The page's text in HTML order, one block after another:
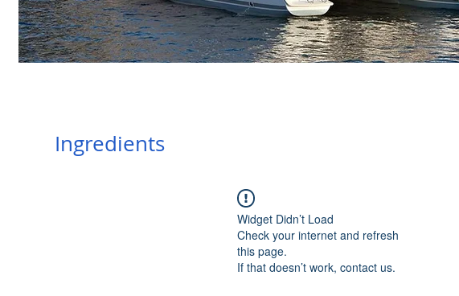
Ingredients
Widget Didn’t Load
Check your internet and refresh
this page.
If that doesn’t work, contact us.